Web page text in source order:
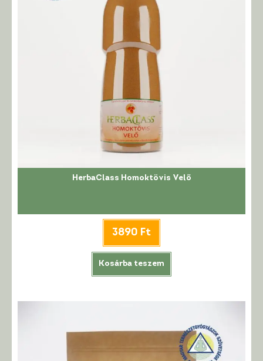
HerbaClass Homoktövis Velő
3890 Ft
Kosárba teszem